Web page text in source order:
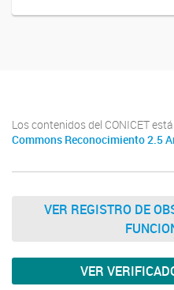
Los contenidos del CONICET
Commons Reconocimiento 2.5
VER REGISTRO DE
VER